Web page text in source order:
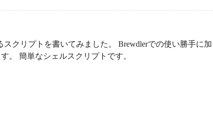
クリプトを書いてみました。 Brewdlerでの使い勝手に加
。 簡単なシェルスクリプトです。